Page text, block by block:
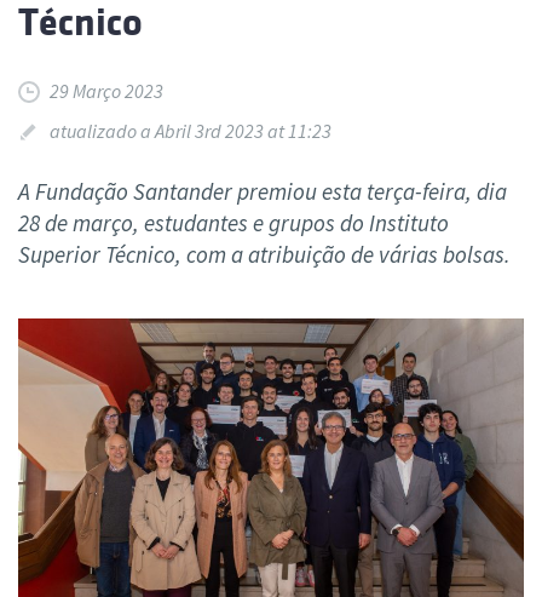
Técnico
29 Março 2023
atualizado a Abril 3rd 2023 at 11:23
A Fundação Santander premiou esta terça-feira, dia
28 de março, estudantes e grupos do Instituto
Superior Técnico, com a atribuição de várias bolsas.